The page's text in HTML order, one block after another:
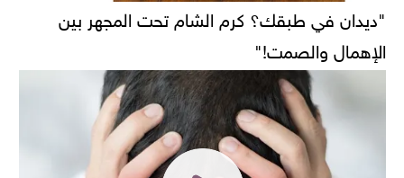
"ديدان في طبقك؟ كرم الشام تحت المجهر بين
الإهمال والصمت!"